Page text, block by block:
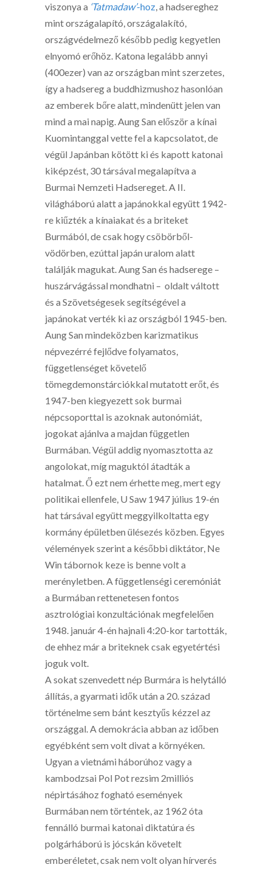
viszonya a ‘Tatmadaw’-hoz, a hadsereghez
mint országalapító, országalakító,
országvédelmező később pedig kegyetlen
elnyomó erőhöz. Katona legalább annyi
(400ezer) van az országban mint szerzetes,
így a hadsereg a buddhizmushoz hasonlóan
az emberek bőre alatt, mindenütt jelen van
mind a mai napig. Aung San először a kínai
Kuomintanggal vette fel a kapcsolatot, de
végül Japánban kötött ki és kapott katonai
kiképzést, 30 társával megalapítva a
Burmai Nemzeti Hadsereget. A II.
világháború alatt a japánokkal együtt 1942-
re kiűzték a kínaiakat és a briteket
Burmából, de csak hogy csöbörből-
vödörben, ezúttal japán uralom alatt
találják magukat. Aung San és hadserege –
huszárvágással mondhatni – oldalt váltott
és a Szövetségesek segítségével a
japánokat verték ki az országból 1945-ben.
Aung San mindeközben karizmatikus
népvezérré fejlődve folyamatos,
függetlenséget követelő
tömegdemonstárciókkal mutatott erőt, és
1947-ben kiegyezett sok burmai
népcsoporttal is azoknak autonómiát,
jogokat ajánlva a majdan független
Burmában. Végül addig nyomasztotta az
angolokat, míg maguktól átadták a
hatalmat. Ő ezt nem érhette meg, mert egy
politikai ellenfele, U Saw 1947 július 19-én
hat társával együtt meggyilkoltatta egy
kormány épületben ülésezés közben. Egyes
vélemények szerint a későbbi diktátor, Ne
Win tábornok keze is benne volt a
merényletben. A függetlenségi ceremóniát
a Burmában rettenetesen fontos
asztrológiai konzultációnak megfelelően
1948. január 4-én hajnali 4:20-kor tartották,
de ehhez már a briteknek csak egyetértési
joguk volt.
A sokat szenvedett nép Burmára is helytálló
állítás, a gyarmati idők után a 20. század
történelme sem bánt kesztyűs kézzel az
országgal. A demokrácia abban az időben
egyébként sem volt divat a környéken.
Ugyan a vietnámi háborúhoz vagy a
kambodzsai Pol Pot rezsim 2milliós
népirtásához fogható események
Burmában nem történtek, az 1962 óta
fennálló burmai katonai diktatúra és
polgárháború is jócskán követelt
emberéletet, csak nem volt olyan hírverés